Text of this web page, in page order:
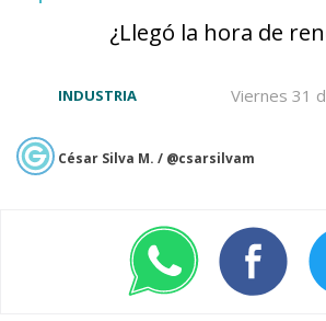
¿Llegó la hora de
Viernes 31
INDUSTRIA
César Silva M. / @csarsilvam